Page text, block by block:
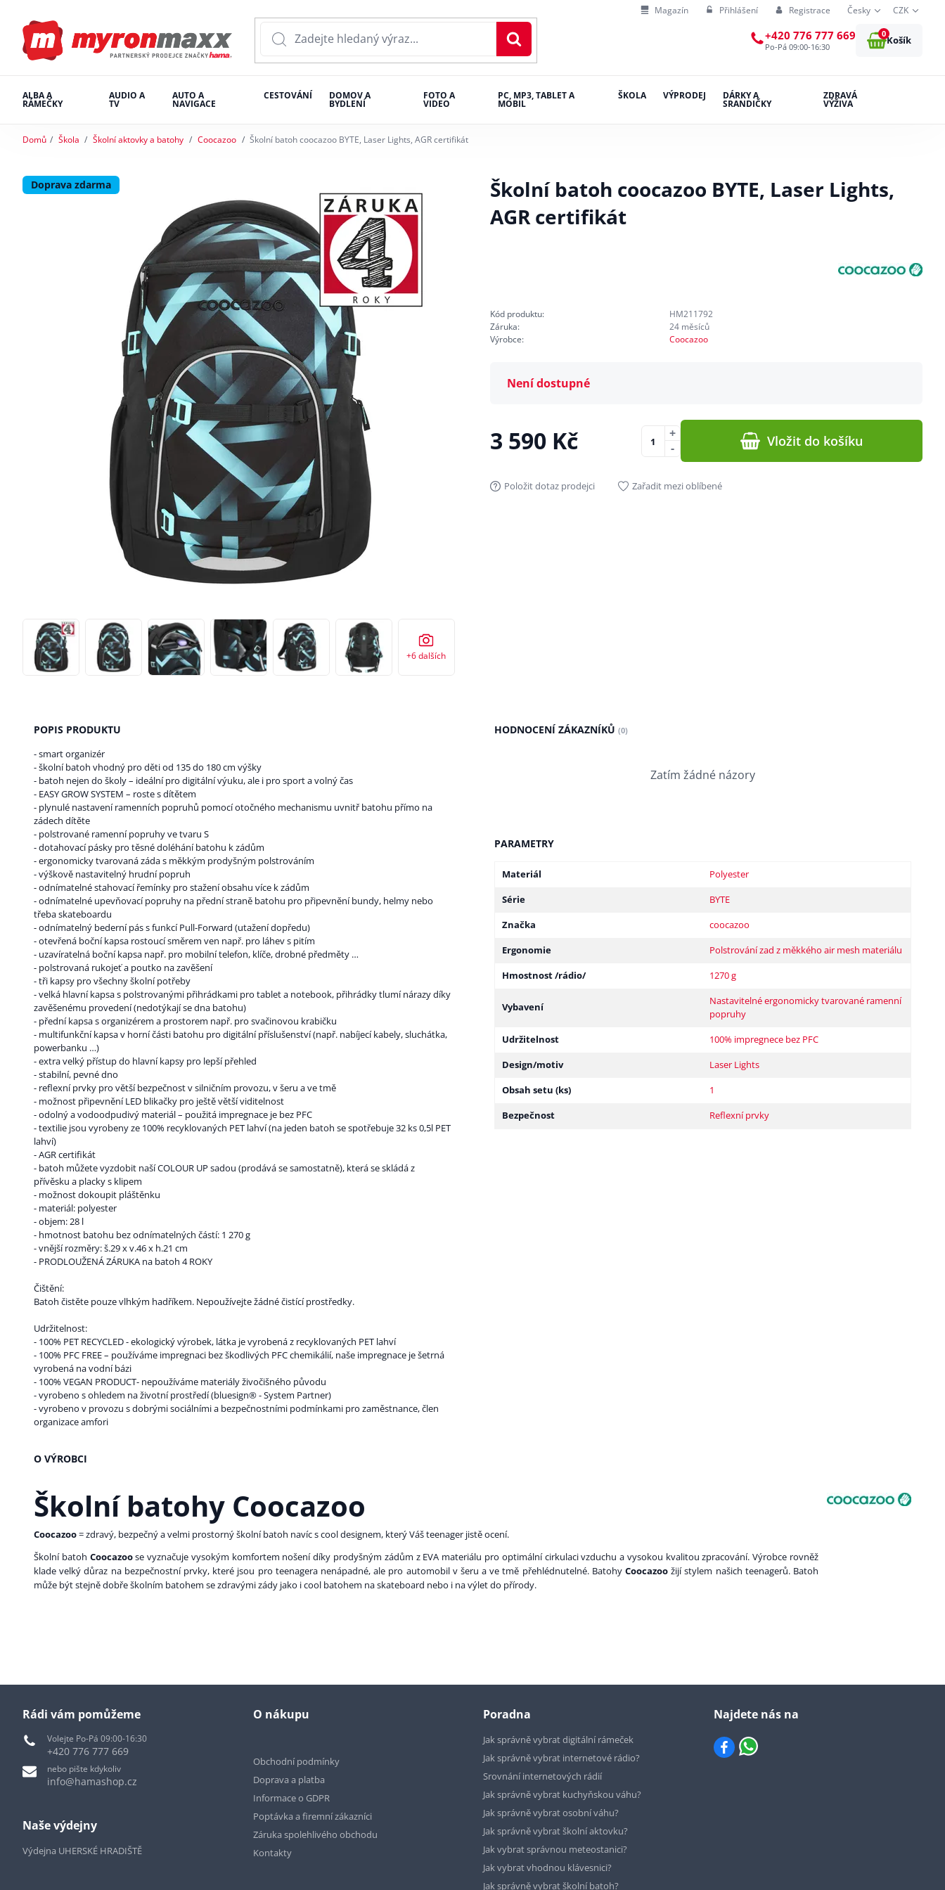
Magazín Přihlášení Registrace Česky CZK
+420 776 777 669
Po-Pá 09:00-16:30
0
Košík
ALBA A
RÁMEČKY
AUDIO A
TV
AUTO A
NAVIGACE
CESTOVÁNÍ DOMOV A
BYDLENÍ
FOTO A
VIDEO
PC, MP3, TABLET A
MOBIL
ŠKOLA VÝPRODEJ DÁRKY A
SRANDIČKY
ZDRAVÁ
VÝŽIVA
Domů Škola Školní aktovky a batohy Coocazoo Školní batoh coocazoo BYTE, Laser Lights, AGR certifikát
Doprava zdarma
+6dalších
Školní batoh coocazoo BYTE, Laser Lights,
AGR certifikát
Kód produktu:
HM211792
Záruka:
24 měsíců
Výrobce:
Coocazoo
Není dostupné
3 590 Kč -
+ Vložit do košíku
Položit dotaz prodejci Zařadit mezi oblíbené
POPIS PRODUKTU
- smart organizér
- školní batoh vhodný pro děti od 135 do 180 cm výšky
- batoh nejen do školy – ideální pro digitální výuku, ale i pro sport a volný čas
- EASY GROW SYSTEM – roste s dítětem
- plynulé nastavení ramenních popruhů pomocí otočného mechanismu uvnitř batohu přímo na
zádech dítěte
- polstrované ramenní popruhy ve tvaru S
- dotahovací pásky pro těsné doléhání batohu k zádům
- ergonomicky tvarovaná záda s měkkým prodyšným polstrováním
- výškově nastavitelný hrudní popruh
- odnímatelné stahovací řemínky pro stažení obsahu více k zádům
- odnímatelné upevňovací popruhy na přední straně batohu pro připevnění bundy, helmy nebo
třeba skateboardu
- odnímatelný bederní pás s funkcí Pull-Forward (utažení dopředu)
- otevřená boční kapsa rostoucí směrem ven např. pro láhev s pitím
- uzavíratelná boční kapsa např. pro mobilní telefon, klíče, drobné předměty …
- polstrovaná rukojeť a poutko na zavěšení
- tři kapsy pro všechny školní potřeby
- velká hlavní kapsa s polstrovanými přihrádkami pro tablet a notebook, přihrádky tlumí nárazy díky
zavěšenému provedení (nedotýkají se dna batohu)
- přední kapsa s organizérem a prostorem např. pro svačinovou krabičku
- multifunkční kapsa v horní části batohu pro digitální příslušenství (např. nabíjecí kabely, sluchátka,
powerbanku …)
- extra velký přístup do hlavní kapsy pro lepší přehled
- stabilní, pevné dno
- reflexní prvky pro větší bezpečnost v silničním provozu, v šeru a ve tmě
- možnost připevnění LED blikačky pro ještě větší viditelnost
- odolný a vodoodpudivý materiál – použitá impregnace je bez PFC
- textilie jsou vyrobeny ze 100% recyklovaných PET lahví (na jeden batoh se spotřebuje 32 ks 0,5l PET
lahví)
- AGR certifikát
- batoh můžete vyzdobit naší COLOUR UP sadou (prodává se samostatně), která se skládá z
přívěsku a placky s klipem
- možnost dokoupit pláštěnku
- materiál: polyester
- objem: 28 l
- hmotnost batohu bez odnímatelných částí: 1 270 g
- vnější rozměry: š.29 x v.46 x h.21 cm
- PRODLOUŽENÁ ZÁRUKA na batoh 4 ROKY
Čištění:
Batoh čistěte pouze vlhkým hadříkem. Nepoužívejte žádné čistící prostředky.
Udržitelnost:
- 100% PET RECYCLED - ekologický výrobek, látka je vyrobená z recyklovaných PET lahví
- 100% PFC FREE – používáme impregnaci bez škodlivých PFC chemikálií, naše impregnace je šetrná
vyrobená na vodní bázi
- 100% VEGAN PRODUCT- nepoužíváme materiály živočišného původu
- vyrobeno s ohledem na životní prostředí (bluesign® - System Partner)
- vyrobeno v provozu s dobrými sociálními a bezpečnostními podmínkami pro zaměstnance, člen
organizace amfori
HODNOCENÍ ZÁKAZNÍKŮ (0)
Zatím žádné názory
PARAMETRY
Materiál
Polyester
Série
BYTE
Značka
coocazoo
Ergonomie
Polstrování zad z měkkého air mesh materiálu
Hmostnost /rádio/
1270 g
Vybavení
Nastavitelné ergonomicky tvarované ramenní
popruhy
Udržitelnost
100% impregnece bez PFC
Design/motiv
Laser Lights
Obsah setu (ks)
1
Bezpečnost
Reflexní prvky
O VÝROBCI
Školní batohy Coocazoo
Coocazoo= zdravý, bezpečný a velmi prostorný školní batoh navíc s cool designem, který Váš teenager jistě ocení.
Školní batoh Coocazoose vyznačuje vysokým komfortem nošení díky prodyšným zádům z EVA materiálu pro optimální cirkulaci vzduchu a vysokou kvalitou zpracování. Výrobce rovněž
klade velký důraz na bezpečnostní prvky, které jsou pro teenagera nenápadné, ale pro automobil v šeru a ve tmě přehlédnutelné. BatohyCoocazoo žijí stylem našich teenagerů. Batoh
může být stejně dobře školním batohem se zdravými zády jako i cool batohem na skateboard nebo i na výlet do přírody.
Rádi vám pomůžeme
Volejte Po-Pá 09:00-16:30
+420 776 777 669
nebo pište kdykoliv
info@hamashop.cz
Naše výdejny
Výdejna UHERSKÉ HRADIŠTĚ
O nákupu
Obchodní podmínky
Doprava a platba
Informace o GDPR
Poptávka a firemní zákazníci
Záruka spolehlivého obchodu
Kontakty
Poradna
Jak správně vybrat digitální rámeček
Jak správně vybrat internetové rádio?
Srovnání internetových rádií
Jak správně vybrat kuchyňskou váhu?
Jak správně vybrat osobní váhu?
Jak správně vybrat školní aktovku?
Jak vybrat správnou meteostanici?
Jak vybrat vhodnou klávesnici?
Jak správně vybrat školní batoh?
Najdete nás na